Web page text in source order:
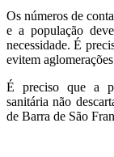
Os números de
e a população
necessidade. É
evitem
É preciso que a
sanitária não
de Barra de São